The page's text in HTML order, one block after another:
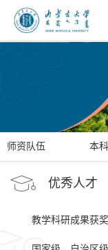
教育教学
师资队伍 本
优秀人才
教学科研成果获